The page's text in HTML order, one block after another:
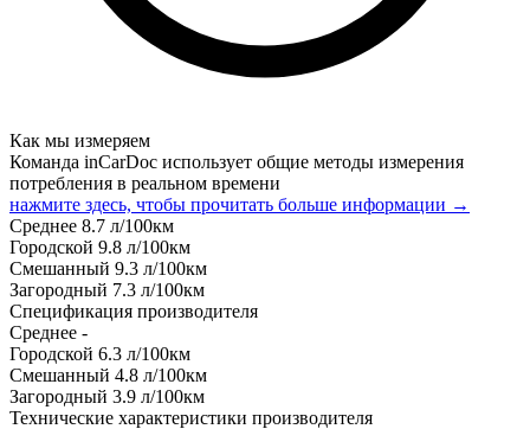
Как мы измеряем
Команда inCarDoc использует общие методы измерения
потребления в реальном времени
нажмите здесь, чтобы прочитать больше информации →
Среднее 8.7 л/100км
Городской 9.8 л/100км
Смешанный 9.3 л/100км
Загородный 7.3 л/100км
Спецификация производителя
Среднее -
Городской 6.3 л/100км
Смешанный 4.8 л/100км
Загородный 3.9 л/100км
Технические характеристики производителя